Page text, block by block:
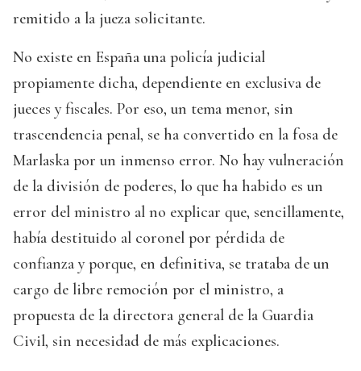
remitido a la jueza solicitante.
No existe en España una policía judicial
propiamente dicha, dependiente en exclusiva de
jueces y fiscales. Por eso, un tema menor, sin
trascendencia penal, se ha convertido en la fosa de
Marlaska por un inmenso error. No hay vulneración
de la división de poderes, lo que ha habido es un
error del ministro al no explicar que, sencillamente,
había destituido al coronel por pérdida de
confianza y porque, en definitiva, se trataba de un
cargo de libre remoción por el ministro, a
propuesta de la directora general de la Guardia
Civil, sin necesidad de más explicaciones.